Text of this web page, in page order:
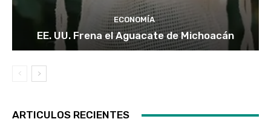
ECONOMÍA
EE. UU. Frena el Aguacate de Michoacán
ARTICULOS RECIENTES